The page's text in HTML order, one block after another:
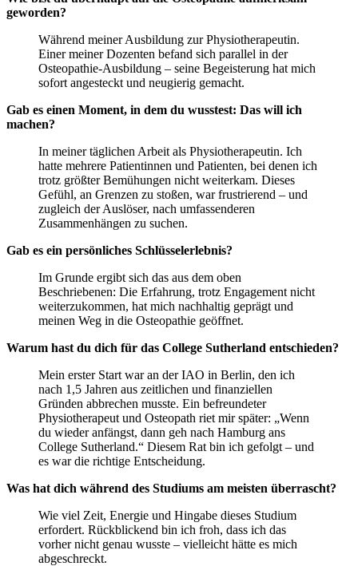
geworden?
Während meiner Ausbildung zur Physiotherapeutin.
Einer meiner Dozenten befand sich parallel in der
Osteopathie-Ausbildung – seine Begeisterung hat mich
sofort angesteckt und neugierig gemacht.
Gab es einen Moment, in dem du wusstest: Das will ich
machen?
In meiner täglichen Arbeit als Physiotherapeutin. Ich
hatte mehrere Patientinnen und Patienten, bei denen ich
trotz größter Bemühungen nicht weiterkam. Dieses
Gefühl, an Grenzen zu stoßen, war frustrierend – und
zugleich der Auslöser, nach umfassenderen
Zusammenhängen zu suchen.
Gab es ein persönliches Schlüsselerlebnis?
Im Grunde ergibt sich das aus dem oben
Beschriebenen: Die Erfahrung, trotz Engagement nicht
weiterzukommen, hat mich nachhaltig geprägt und
meinen Weg in die Osteopathie geöffnet.
Warum hast du dich für das College Sutherland entschieden?
Mein erster Start war an der IAO in Berlin, den ich
nach 1,5 Jahren aus zeitlichen und finanziellen
Gründen abbrechen musste. Ein befreundeter
Physiotherapeut und Osteopath riet mir später: „Wenn
du wieder anfängst, dann geh nach Hamburg ans
College Sutherland.“ Diesem Rat bin ich gefolgt – und
es war die richtige Entscheidung.
Was hat dich während des Studiums am meisten überrascht?
Wie viel Zeit, Energie und Hingabe dieses Studium
erfordert. Rückblickend bin ich froh, dass ich das
vorher nicht genau wusste – vielleicht hätte es mich
abgeschreckt.